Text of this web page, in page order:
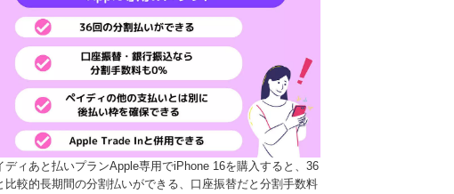
ディあと払いプランApple専用でiPhone 16を購入すると、36
比較的長期間の分割払いができる、口座振替だと分割手数料